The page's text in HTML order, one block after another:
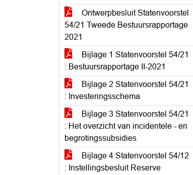
Ontwerpbesluit Statenvoorstel
54/21 Tweede Bestuursrapportage
2021
Bijlage 1 Statenvoorstel 54/21
: Bestuursrapportage II-2021
Bijlage 2 Statenvoorstel 54/21
: Investeringsschema
Bijlage 3 Statenvoorstel 54/21
: Het overzicht van incidentele - en
begrotingssubsidies
Bijlage 4 Statenvoorstel 54/12
: Instellingsbesluit Reserve